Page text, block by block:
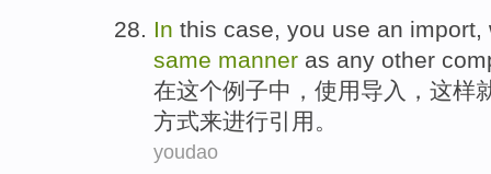
In this case you use an import
same manner as any other
在这个例子中 ， 使用导入 ， 这样
方式来进行引用 。
youdao